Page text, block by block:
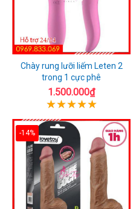
Chày rung lưỡi liếm Leten 2
trong 1 cực phê
1.500.000₫
-14%